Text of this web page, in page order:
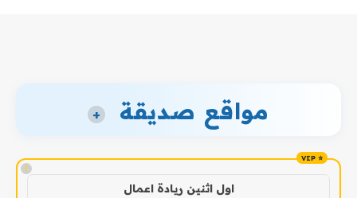
مواقع صديقة +
!
اول اثنين ريادة اعمال